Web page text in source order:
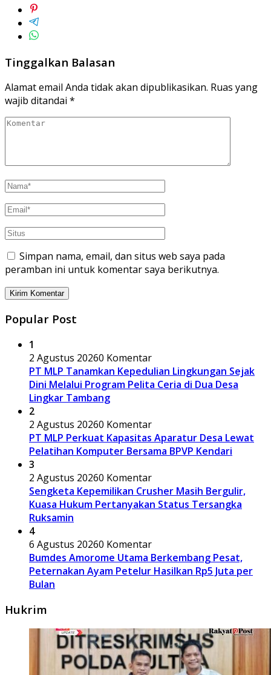
Tinggalkan Balasan
Alamat email Anda tidak akan dipublikasikan. Ruas yang
wajib ditandai *
Simpan nama, email, dan situs web saya pada
peramban ini untuk komentar saya berikutnya.
Popular Post
1
2 Agustus 20260 Komentar
PT MLP Tanamkan Kepedulian Lingkungan Sejak
Dini Melalui Program Pelita Ceria di Dua Desa
Lingkar Tambang
2
2 Agustus 20260 Komentar
PT MLP Perkuat Kapasitas Aparatur Desa Lewat
Pelatihan Komputer Bersama BPVP Kendari
3
2 Agustus 20260 Komentar
Sengketa Kepemilikan Crusher Masih Bergulir,
Kuasa Hukum Pertanyakan Status Tersangka
Ruksamin
4
6 Agustus 20260 Komentar
Bumdes Amorome Utama Berkembang Pesat,
Peternakan Ayam Petelur Hasilkan Rp5 Juta per
Bulan
Hukrim